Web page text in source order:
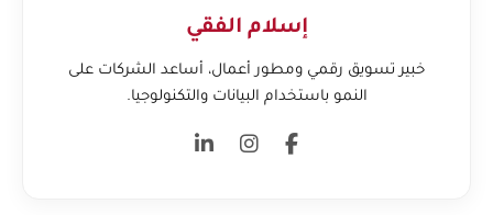
إسلام الفقي
خبير تسويق رقمي ومطور أعمال، أساعد الشركات على
النمو باستخدام البيانات والتكنولوجيا.